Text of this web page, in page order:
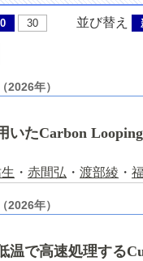
30 並び替え
2026年）
いたCarbon
・ 赤間弘 ・ 渡部綾 ・
2026年）
温で高速処理する